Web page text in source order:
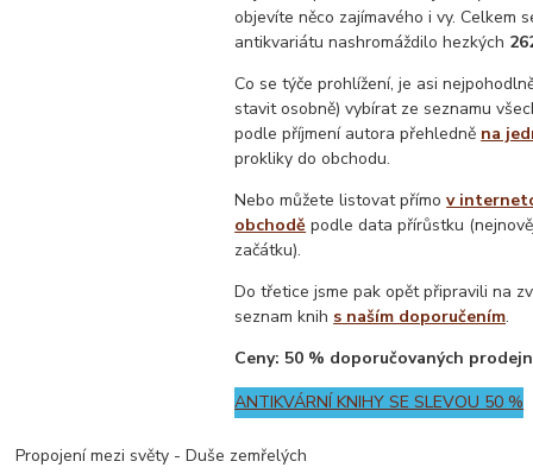
objevíte něco zajímavého i vy. Celkem
antikvariátu nashromáždilo hezkých
Co se týče prohlížení, je asi
stavit osobně) vybírat ze seznamu
podle příjmení autora přehledně na
prokliky do obchodu.
Nebo můžete listovat přímov
obchodě podle data přírůstku
začátku).
Do třetice jsme pak opět připravili na
seznam knih s naším doporučením.
Ceny: 50 % doporučovaných
ANTIKVÁRNÍ KNIHY SE SLEVOU 50 %
Propojení mezi světy - Duše zemřelých